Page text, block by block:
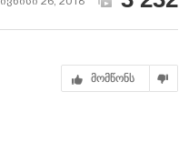
მომწონს